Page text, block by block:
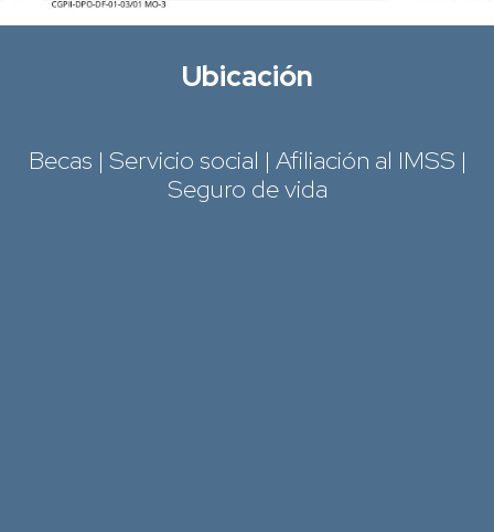
Ubicación
Becas | Servicio social | Afiliación al IMSS |
Seguro de vida